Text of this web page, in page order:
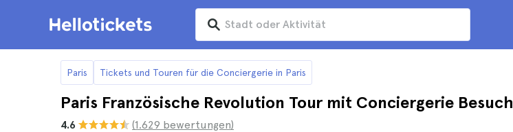
Paris Tickets und Touren für die Conciergerie in Paris
Paris Französische Revolution Tour mit Conciergerie Besuch
4.6 (1.629 bewertungen)